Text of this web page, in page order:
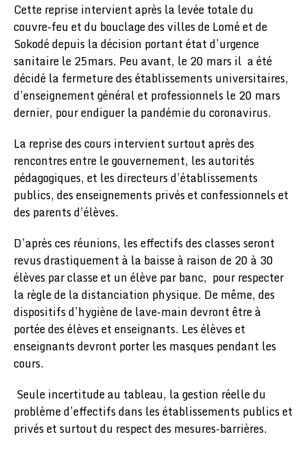
Cette reprise intervient après la levée totale du
couvre-feu et du bouclage des villes de Lomé et de
Sokodé depuis la décision portant état d’urgence
sanitaire le 25mars. Peu avant, le 20 mars il a été
décidé la fermeture des établissements universitaires,
d’enseignement général et professionnels le 20 mars
dernier, pour endiguer la pandémie du coronavirus.
La reprise des cours intervient surtout après des
rencontres entre le gouvernement, les autorités
pédagogiques, et les directeurs d’établissements
publics, des enseignements privés et confessionnels et
des parents d’élèves.
D’après ces réunions, les effectifs des classes seront
revus drastiquement à la baisse à raison de 20 à 30
élèves par classe et un élève par banc, pour respecter
la règle de la distanciation physique. De même, des
dispositifs d’hygiène de lave-main devront être à
portée des élèves et enseignants. Les élèves et
enseignants devront porter les masques pendant les
cours.
Seule incertitude au tableau, la gestion réelle du
problème d’effectifs dans les établissements publics et
privés et surtout du respect des mesures-barrières.